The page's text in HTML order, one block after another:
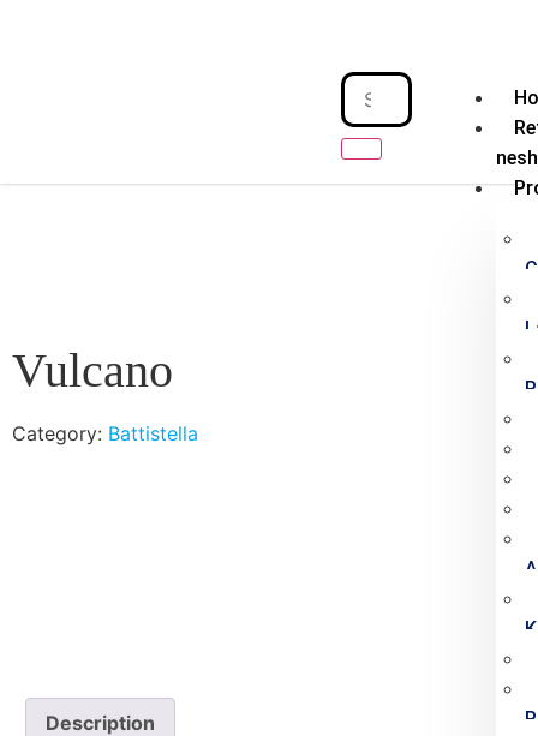
nesh
Vulcano
Category: Battistella
Description